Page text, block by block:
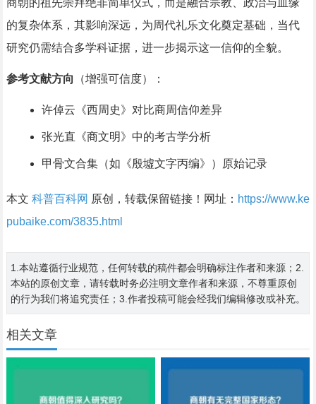
商朝的祖先崇拜绝非简单仪式，而是融合宗教、政治与血缘
的复杂体系，其影响深远，为周代礼乐文化奠定基础，当代
研究仍需结合多学科证据，进一步揭示这一信仰的全貌。
参考文献方向 （增强可信度）：
许倬云《西周史》对比商周信仰差异
张光直《商文明》中的考古学分析
甲骨文合集（如《殷墟文字丙编》）原始记录
本文 科普百科网 原创，转载保留链接！网址： https://www.ke
pubaike.com/3835.html
1.本站遵循行业规范，任何转载的稿件都会明确标注作者和来源；2.
本站的原创文章，请转载时务必注明文章作者和来源，不尊重原创
的行为我们将追究责任；3.作者投稿可能会经我们编辑修改或补充。
相关文章